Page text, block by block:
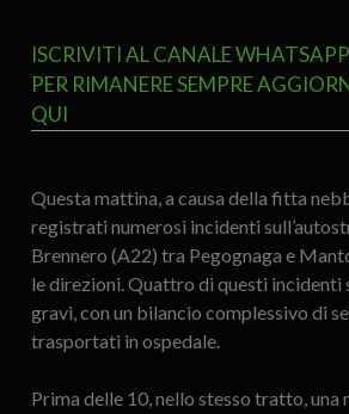
ISCRIVITI AL CANALE
PER RIMANERE SEMPRE
QUI
Questa mattina, a causa della fitta
registrati numerosi incidenti
Brennero (A22) tra Pegognaga e
le direzioni. Quattro di questi incidenti
gravi, con un bilancio complessivo di
trasportati in ospedale.
Prima delle 10, nello stesso tratto, una